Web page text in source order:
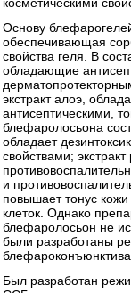
Основу
обеспечивающая
свойства геля. В
обладающие
экстракт алоэ,
антисептическими,
блефаролосьона
обладает
свойствами;
и
повышает тонус
клеток. Однако
блефаролосьон не
были разработаны
Был разработан